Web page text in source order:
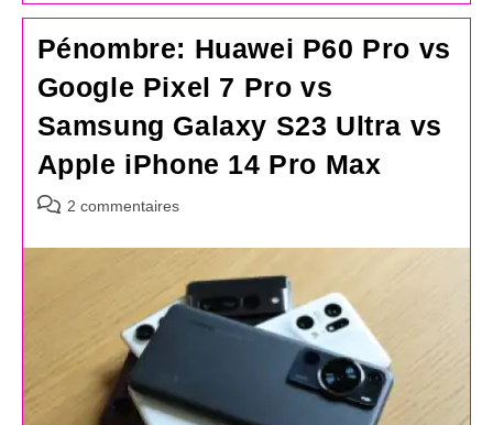
Pénombre: Huawei P60 Pro vs
Google Pixel 7 Pro vs
Samsung Galaxy S23 Ultra vs
Apple iPhone 14 Pro Max
Commentaires
la
2 commentaires